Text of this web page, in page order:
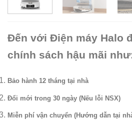
Đến với Điện máy Halo
chính sách hậu mãi
Bảo hành 12 tháng tại nhà
Đổi mới trong 30 ngày (Nếu lỗi NSX)
Miễn phí vận chuyển (Hướng dẫn tại